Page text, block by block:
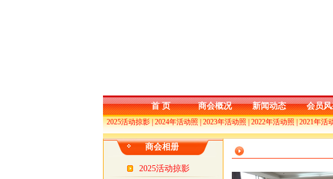
首 页 商会概况 新闻动态 会员
2025活动掠影|2024年活动照|2023年活动照|2022年活动照|2021年活
商会相册
2025活动掠影